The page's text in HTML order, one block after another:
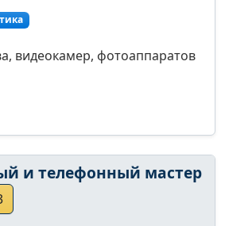
видеокамер, фотоаппаратов
и телефонный мастер